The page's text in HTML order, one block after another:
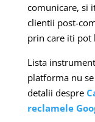
comunicare, si
clientii post-
prin care iti pot
Lista
platforma nu
detalii despre
reclamele